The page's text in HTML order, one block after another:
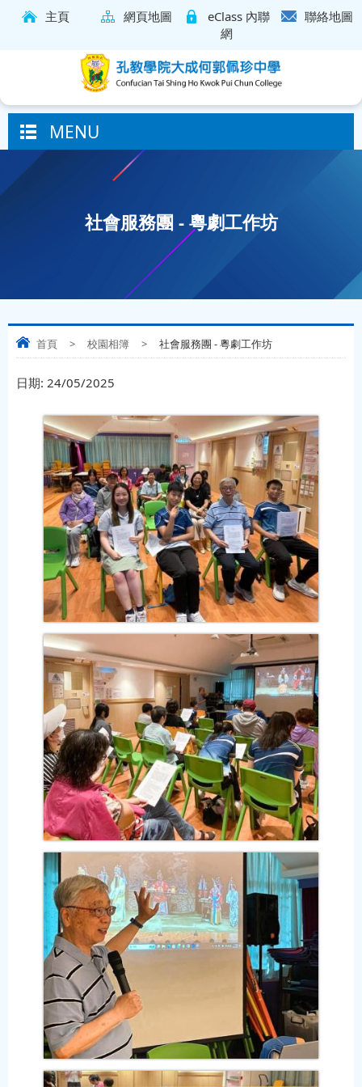
主頁 網頁地圖
eClass 內聯
網
聯絡地圖
MENU
社會服務團 - 粵劇工作坊
首頁 > 校園相簿 > 社會服務團 - 粵劇工作坊
日期: 24/05/2025